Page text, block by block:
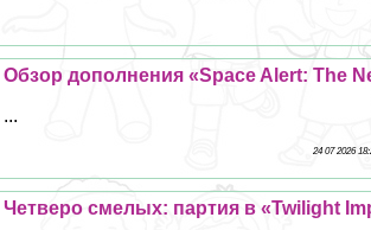
Обзор дополнения «Space Alert: The
...
24 07 2026
Четверо смелых: партия в «Twilight